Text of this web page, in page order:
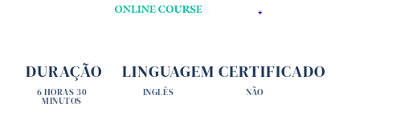
DURAÇÃO
6 HORAS 30
MINUTOS
LINGUAGEM
INGLÊS
CERTIFICADO
NÃO